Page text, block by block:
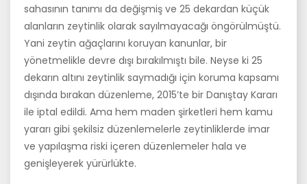
sahasının tanımı da değişmiş ve 25 dekardan küçük
alanların zeytinlik olarak sayılmayacağı öngörülmüştü.
Yani zeytin ağaçlarını koruyan kanunlar, bir
yönetmelikle devre dışı bırakılmıştı bile. Neyse ki 25
dekarın altını zeytinlik saymadığı için koruma kapsamı
dışında bırakan düzenleme, 2015’te bir Danıştay Kararı
ile iptal edildi. Ama hem maden şirketleri hem kamu
yararı gibi şekilsiz düzenlemelerle zeytinliklerde imar
ve yapılaşma riski içeren düzenlemeler hala ve
genişleyerek yürürlükte.